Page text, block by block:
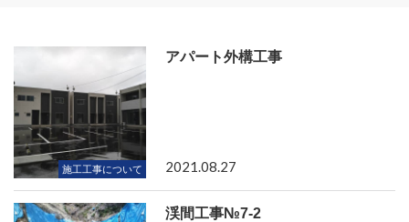
施工工事について
アパート外構工事
2021.08.27
渓間工事№7-2